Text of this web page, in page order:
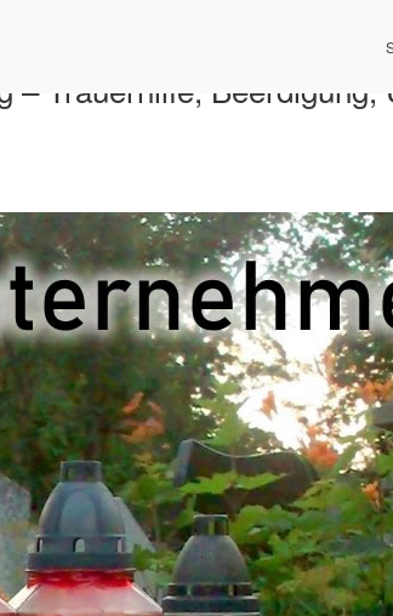
– Trauerhilfe, Beerdigung,